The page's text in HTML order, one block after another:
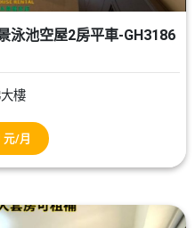
泳池空屋2房平車-GH3186
樓
元/月